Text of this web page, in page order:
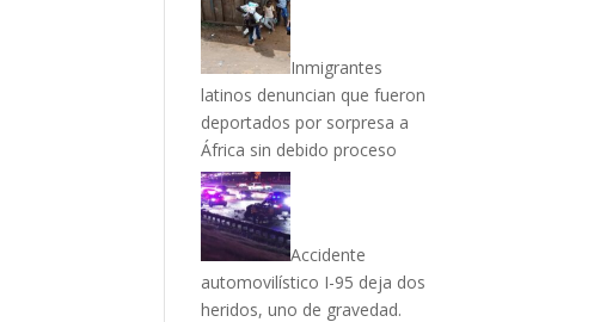
Inmigrantes
latinos denuncian que fueron
deportados por sorpresa a
África sin debido proceso
Accidente
automovilístico I-95 deja dos
heridos, uno de gravedad.